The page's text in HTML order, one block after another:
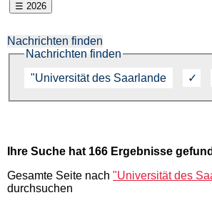
☰ 2026
Nachrichten finden
Nachrichten finden
Ihre Suche hat 166 Ergebnisse
Gesamte Seite nach "Universität des
durchsuchen